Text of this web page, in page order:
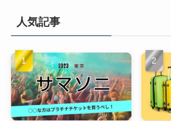
人気記事